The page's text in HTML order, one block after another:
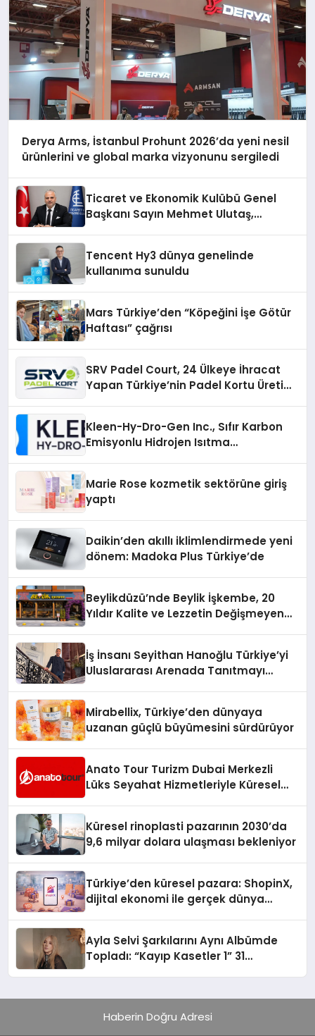
Derya Arms, İstanbul Prohunt 2026’da yeni nesil
ürünlerini ve global marka vizyonunu sergiledi
Ticaret ve Ekonomik Kulübü Genel
Başkanı Sayın Mehmet Ulutaş,
Tencent Hy3 dünya genelinde
kullanıma sunuldu
Mars Türkiye’den “Köpeğini İşe Götür
Haftası” çağrısı
SRV Padel Court, 24 Ülkeye İhracat
Yapan Türkiye’nin Padel Kortu Üretim
Kleen-Hy-Dro-Gen Inc., Sıfır Karbon
Emisyonlu Hidrojen Isıtma
Marie Rose kozmetik sektörüne giriş
yaptı
Daikin’den akıllı iklimlendirmede yeni
dönem: Madoka Plus Türkiye’de
Beylikdüzü’nde Beylik İşkembe, 20
Yıldır Kalite ve Lezzetin Değişmeyen
İş İnsanı Seyithan Hanoğlu Türkiye’yi
Uluslararası Arenada Tanıtmayı
Mirabellix, Türkiye’den dünyaya
uzanan güçlü büyümesini sürdürüyor
Anato Tour Turizm Dubai Merkezli
Lüks Seyahat Hizmetleriyle Küresel
Küresel rinoplasti pazarının 2030’da
9,6 milyar dolara ulaşması bekleniyor
Türkiye’den küresel pazara: ShopinX,
dijital ekonomi ile gerçek dünya
Ayla Selvi Şarkılarını Aynı Albümde
Topladı: “Kayıp Kasetler 1” 31
Haberin Doğru Adresi